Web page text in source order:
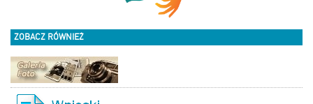
ZOBACZ RÓWNIEŻ